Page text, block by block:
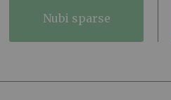
nubi sparse